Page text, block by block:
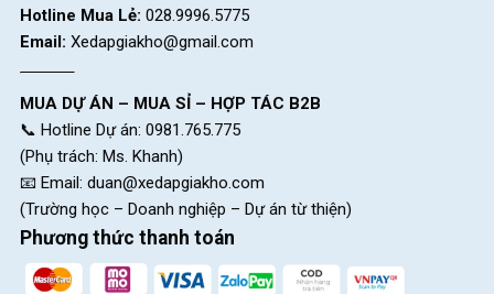
Hotline Mua Lẻ: 028.9996.5775
Email: Xedapgiakho@gmail.com
MUA DỰ ÁN – MUA SỈ – HỢP TÁC B2B
📞 Hotline Dự án: 0981.765.775
(Phụ trách: Ms. Khanh)
📧 Email: duan@xedapgiakho.com
(Trường học – Doanh nghiệp – Dự án từ thiện)
Phương thức thanh toán